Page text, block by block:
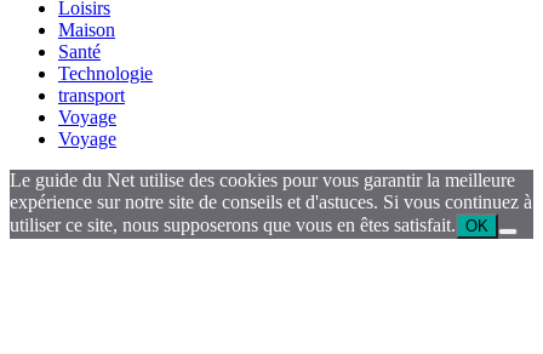
Loisirs
Maison
Santé
Technologie
transport
Voyage
Voyage
Le guide du Net utilise des cookies pour vous garantir la meilleure
expérience sur notre site de conseils et d'astuces. Si vous continuez à
utiliser ce site, nous supposerons que vous en êtes satisfait. OK